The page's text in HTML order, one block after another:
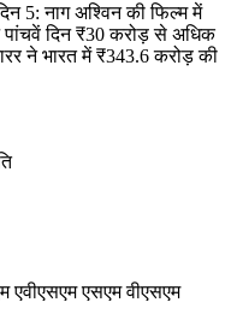
5: नाग अश्विन की फिल्म में
पांचवें दिन ₹30 करोड़ से अधिक
ने भारत में ₹343.6 करोड़ की
एवीएसएम एसएम वीएसएम